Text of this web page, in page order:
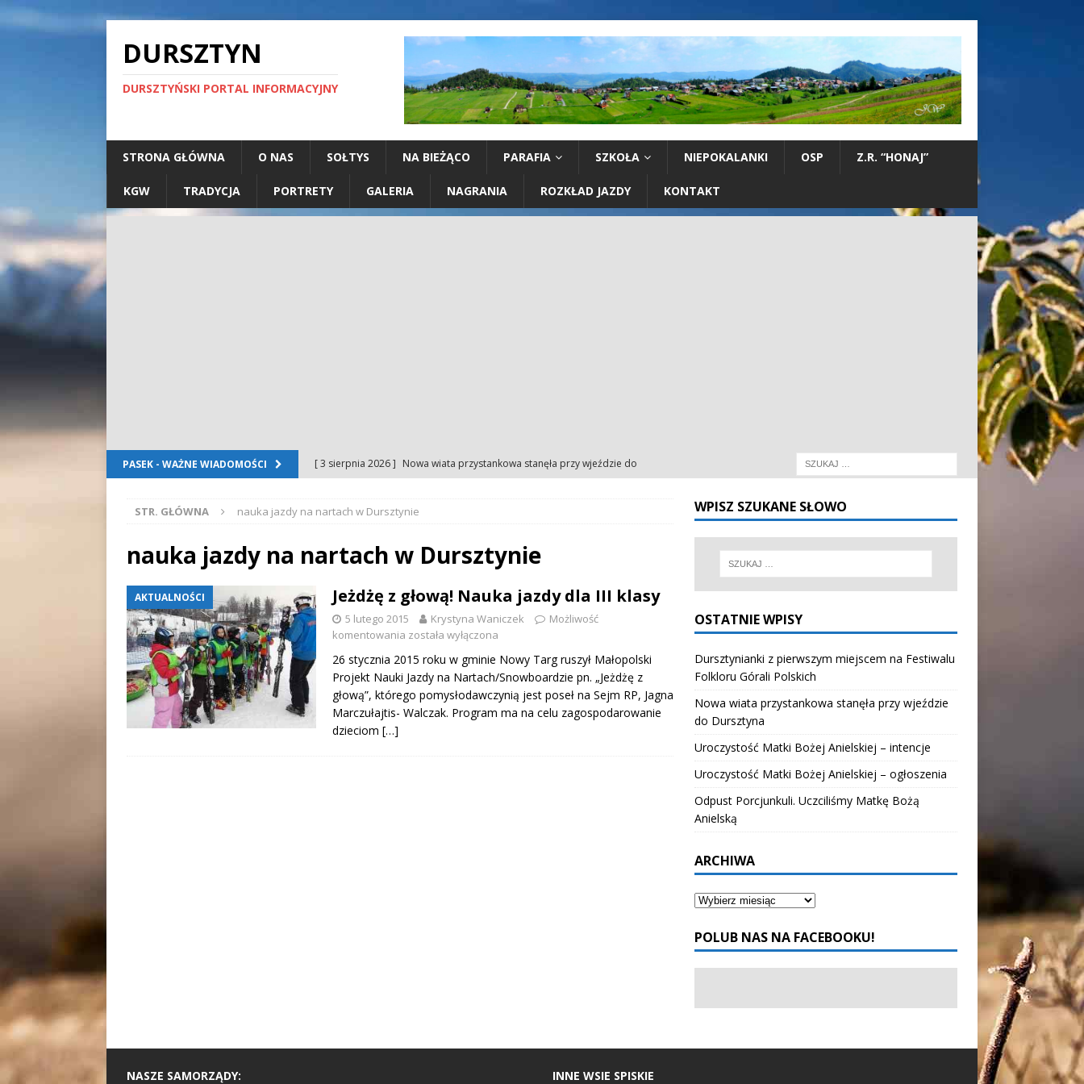
DURSZTYN
DURSZTYŃSKI PORTAL INFORMACYJNY
STRONA GŁÓWNA O NAS SOŁTYS NA BIEŻĄCO PARAFIA SZKOŁA NIEPOKALANKI OSP Z.R. “HONAJ”
KGW TRADYCJA PORTRETY GALERIA NAGRANIA ROZKŁAD JAZDY KONTAKT
PASEK - WAŻNE WIADOMOŚCI [ 3 sierpnia 2026 ] Nowa wiata przystankowa stanęła przy wjeździe do
[ 2 sierpnia 2026 ] Uroczystość Matki Bożej Anielskiej – intencje
[ 2 sierpnia 2026 ]
Uroczystość Matki Bożej Anielskiej – ogłoszenia
[ 2 sierpnia 2026 ] Odpust Porcjunkuli. Uczciliśmy Matkę Bożą Anielską
WYDARZENIA
[ 5 sierpnia 2026 ] Dursztynianki z pierwszym miejscem na Festiwalu
Folkloru Górali Polskich
ZESPÓŁ REGIONALNY "HONAJ"
STR. GŁÓWNA nauka jazdy na nartach w Dursztynie
nauka jazdy na nartach w Dursztynie
AKTUALNOŚCI Jeżdżę z głową! Nauka jazdy dla III klasy
5 lutego 2015 Krystyna Waniczek
Możliwość
komentowania została wyłączona
26 stycznia 2015 roku w gminie Nowy Targ ruszył Małopolski
Projekt Nauki Jazdy na Nartach/Snowboardzie pn. „Jeżdżę z
głową”, którego pomysłodawczynią jest poseł na Sejm RP, Jagna
Marczułajtis- Walczak. Program ma na celu zagospodarowanie
dzieciom […]
WPISZ SZUKANE SŁOWO
OSTATNIE WPISY
Dursztynianki z pierwszym miejscem na Festiwalu
Folkloru Górali Polskich
Nowa wiata przystankowa stanęła przy wjeździe
do Dursztyna
Uroczystość Matki Bożej Anielskiej – intencje
Uroczystość Matki Bożej Anielskiej – ogłoszenia
Odpust Porcjunkuli. Uczciliśmy Matkę Bożą
Anielską
ARCHIWA
POLUB NAS NA FACEBOOKU!
NASZE SAMORZĄDY: INNE WSIE SPISKIE